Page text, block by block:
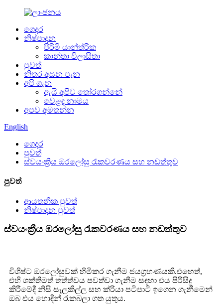
ගෙදර
නිෂ්පාදන
පිරිමි යාන්ත්රික
කාන්තා විලාසිතා
පුවත්
නිතර අසන පැන
අපි ගැන
ඇයි අපිව තෝරගන්නේ
වෙළඳ නාමය
අපව අමතන්න
English
ගෙදර
පුවත්
ස්වයංක්‍රීය ඔරලෝසු රැකවරණය සහ නඩත්තුව
පුවත්
ආයතනික පුවත්
නිෂ්පාදන පුවත්
ස්වයංක්‍රීය ඔරලෝසු රැකවරණය සහ නඩත්තුව
විශිෂ්ට ඔරලෝසුවක් හිමිකර ගැනීම ජයග්‍රහණයකි.එහෙත්,
එහි ශක්තිමත් තත්ත්වය පවත්වා ගැනීම සඳහා එය පිරිසිදු
කිරීමේදී නිසි සැලකිල්ල සහ ක්රියා පටිපාටි ඉගෙන ගැනීමෙන්
ඔබ එය හොඳින් රැකබලා ගත යුතුය.